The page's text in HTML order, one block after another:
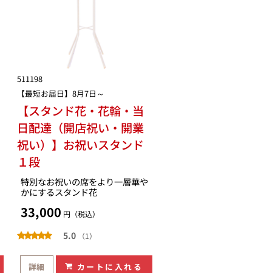
511198
【最短お届日】8月7日～
【スタンド花・花輪・当
日配達（開店祝い・開業
祝い）】お祝いスタンド
１段
特別なお祝いの席をより一層華や
かにするスタンド花
33,000 円（税込）
5.0 （1）
詳細 カートに入れる